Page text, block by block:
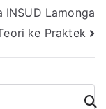
Lamonga
ke Praktek
Cari